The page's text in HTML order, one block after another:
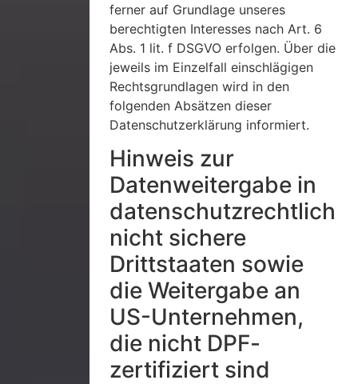
ferner auf Grundlage unseres
berechtigten Interesses nach Art. 6
Abs. 1 lit. f DSGVO erfolgen. Über die
jeweils im Einzelfall einschlägigen
Rechtsgrundlagen wird in den
folgenden Absätzen dieser
Datenschutzerklärung informiert.
Hinweis zur
Datenweitergabe in
datenschutzrechtlich
nicht sichere
Drittstaaten sowie
die Weitergabe an
US-Unternehmen,
die nicht DPF-
zertifiziert sind